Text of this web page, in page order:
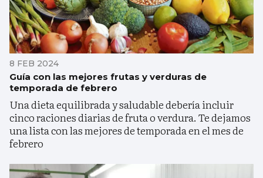
8 FEB 2024
Guía con las mejores frutas y verduras de
temporada de febrero
Una dieta equilibrada y saludable debería incluir
cinco raciones diarias de fruta o verdura. Te dejamos
una lista con las mejores de temporada en el mes de
febrero